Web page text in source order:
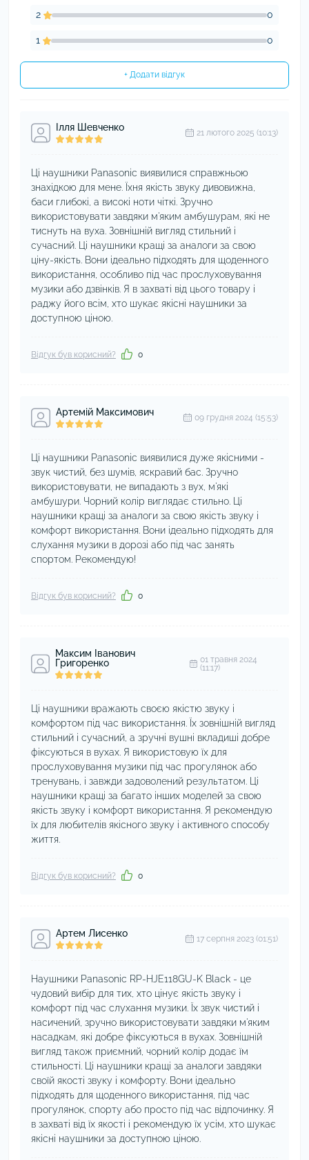
2 0
1 0
+ Додати відгук
Ілля Шевченко 21 лютого 2025 (10:13)
Ці наушники Panasonic виявилися справжньою
знахідкою для мене. Їхня якість звуку дивовижна,
баси глибокі, а високі ноти чіткі. Зручно
використовувати завдяки м'яким амбушурам, які не
тиснуть на вуха. Зовнішній вигляд стильний і
сучасний. Ці наушники кращі за аналоги за свою
ціну-якість. Вони ідеально підходять для щоденного
використання, особливо під час прослуховування
музики або дзвінків. Я в захваті від цього товару і
раджу його всім, хто шукає якісні наушники за
доступною ціною.
Відгук був корисний? 0
Артемій Максимович 09 грудня 2024 (15:53)
Ці наушники Panasonic виявилися дуже якісними -
звук чистий, без шумів, яскравий бас. Зручно
використовувати, не випадають з вух, м'які
амбушури. Чорний колір виглядає стильно. Ці
наушники кращі за аналоги за свою якість звуку і
комфорт використання. Вони ідеально підходять для
слухання музики в дорозі або під час занять
спортом. Рекомендую!
Відгук був корисний? 0
Максим Іванович
Григоренко
01 травня 2024
(11:17)
Ці наушники вражають своєю якістю звуку і
комфортом під час використання. Їх зовнішній вигляд
стильний і сучасний, а зручні вушні вкладиші добре
фіксуються в вухах. Я використовую їх для
прослуховування музики під час прогулянок або
тренувань, і завжди задоволений результатом. Ці
наушники кращі за багато інших моделей за свою
якість звуку і комфорт використання. Я рекомендую
їх для любителів якісного звуку і активного способу
життя.
Відгук був корисний? 0
Артем Лисенко 17 серпня 2023 (01:51)
Наушники Panasonic RP-HJE118GU-K Black - це
чудовий вибір для тих, хто цінує якість звуку і
комфорт під час слухання музики. Їх звук чистий і
насичений, зручно використовувати завдяки м'яким
насадкам, які добре фіксуються в вухах. Зовнішній
вигляд також приємний, чорний колір додає їм
стильності. Ці наушники кращі за аналоги завдяки
своїй якості звуку і комфорту. Вони ідеально
підходять для щоденного використання, під час
прогулянок, спорту або просто під час відпочинку. Я
в захваті від їх якості і рекомендую їх усім, хто шукає
якісні наушники за доступною ціною.